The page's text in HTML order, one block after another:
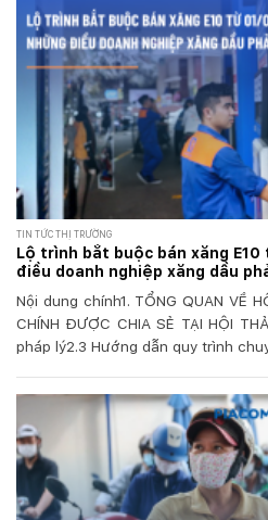
TIN TỨC THỊ TRƯỜNG
Lộ trình bắt buộc bán xăng
điều doanh nghiệp xăng dầu
Nội dung chính1. TỔNG QUAN VỀ
CHÍNH ĐƯỢC CHIA SẺ TẠI HỘI
pháp lý2.3 Hướng dẫn quy trình